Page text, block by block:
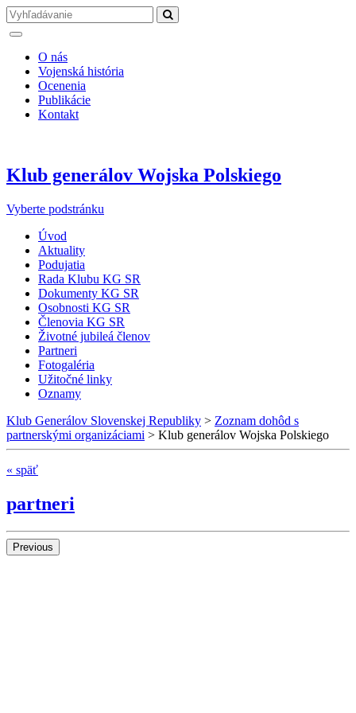
O nás
Vojenská história
Ocenenia
Publikácie
Kontakt
Klub generálov Wojska Polskiego
Vyberte podstránku
Úvod
Aktuality
Podujatia
Rada Klubu KG SR
Dokumenty KG SR
Osobnosti KG SR
Členovia KG SR
Životné jubileá členov
Partneri
Fotogaléria
Užitočné linky
Oznamy
Klub Generálov Slovenskej Republiky > Zoznam dohôd s
partnerskými organizáciami > Klub generálov Wojska Polskiego
« späť
partneri
Previous